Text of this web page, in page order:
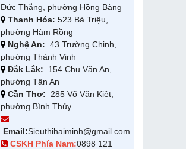
Đức Thắng, phường Hồng Bàng
Thanh Hóa: 523 Bà Triệu,
phường Hàm Rồng
Nghệ An: 43 Trường Chinh,
phường Thành Vinh
Đắk Lắk: 154 Chu Văn An,
phường Tân An
Cần Thơ: 285 Võ Văn Kiệt,
phường Bình Thủy
Email:Sieuthihaiminh@gmail.com
CSKH Phía Nam:0898 121